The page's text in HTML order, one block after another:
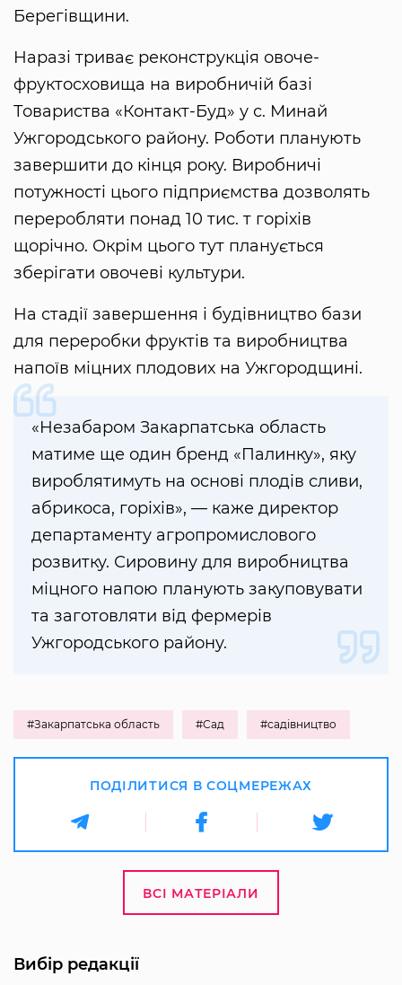
Берегівщини.
Наразі триває реконструкція овоче-
фруктосховища на виробничій базі
Товариства «Контакт-Буд» у с. Минай
Ужгородського району. Роботи планують
завершити до кінця року. Виробничі
потужності цього підприємства дозволять
переробляти понад 10 тис. т горіхів
щорічно. Окрім цього тут планується
зберігати овочеві культури.
На стадії завершення і будівництво бази
для переробки фруктів та виробництва
напоїв міцних плодових на Ужгородщині.
«Незабаром Закарпатська область
матиме ще один бренд «Палинку», яку
вироблятимуть на основі плодів сливи,
абрикоса, горіхів», — каже директор
департаменту агропромислового
розвитку. Сировину для виробництва
міцного напою планують закуповувати
та заготовляти від фермерів
Ужгородського району.
#Закарпатська область #Сад #садівництво
ПОДІЛИТИСЯ В СОЦМЕРЕЖАХ
ВСІ МАТЕРІАЛИ
Вибір редакції